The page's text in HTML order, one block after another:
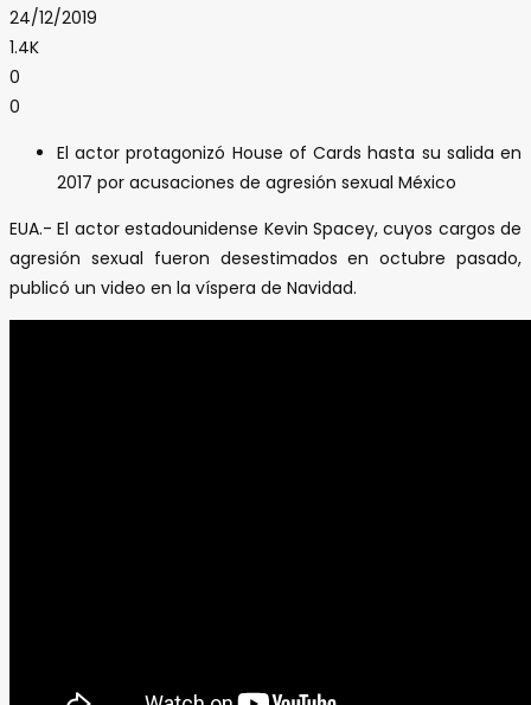
24/12/2019
1.4K
0
0
El actor protagonizó House of Cards hasta su salida en
2017 por acusaciones de agresión sexual México
EUA.- El actor estadounidense Kevin Spacey, cuyos cargos de
agresión sexual fueron desestimados en octubre pasado,
publicó un video en la víspera de Navidad.